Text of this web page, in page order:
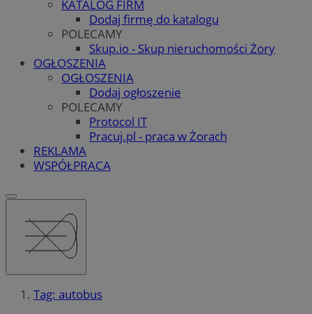
KATALOG FIRM
Dodaj firmę do katalogu
POLECAMY
Skup.io - Skup nieruchomości Żory
OGŁOSZENIA
OGŁOSZENIA
Dodaj ogłoszenie
POLECAMY
Protocol IT
Pracuj.pl - praca w Żorach
REKLAMA
WSPÓŁPRACA
Tag: autobus